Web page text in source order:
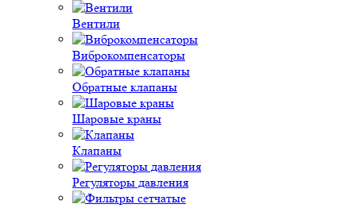
Вентили
Виброкомпенсаторы
Обратные клапаны
Шаровые краны
Клапаны
Регуляторы давления